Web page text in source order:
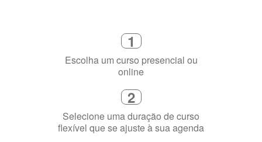
1
Escolha um curso presencial ou
online
2
Selecione uma duração de curso
flexível que se ajuste à sua agenda